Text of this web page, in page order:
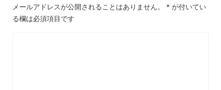
メールアドレスが公開されることはありません。 * が付いてい
る欄は必須項目です